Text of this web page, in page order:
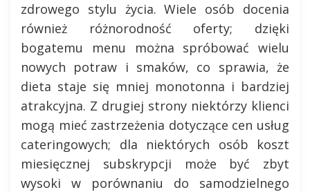
zdrowego stylu życia. Wiele osób docenia
również różnorodność oferty; dzięki
bogatemu menu można spróbować wielu
nowych potraw i smaków, co sprawia, że
dieta staje się mniej monotonna i bardziej
atrakcyjna. Z drugiej strony niektórzy klienci
mogą mieć zastrzeżenia dotyczące cen usług
cateringowych; dla niektórych osób koszt
miesięcznej subskrypcji może być zbyt
wysoki w porównaniu do samodzielnego